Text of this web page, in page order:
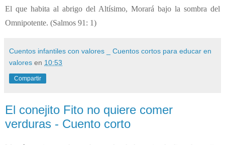
El que habita al abrigo del Altísimo, Morará bajo la sombra del
Omnipotente. (Salmos 91: 1)
Cuentos infantiles con valores _ Cuentos cortos para educar en
valores en 10:53
Compartir
El conejito Fito no quiere comer
verduras - Cuento corto